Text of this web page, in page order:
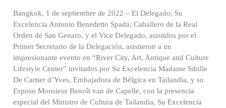
Bangkok, 1 de septiembre de 2022 – El Delegado, Su
Excelencia Antonio Benedetto Spada, Caballero de la Real
Orden de San Genaro, y el Vice Delegado, asistidos por el
Primer Secretario de la Delegación, asistieron a un
impresionante evento en “River City, Art, Antique and Culture
Lifestyle Center” invitados por Su Excelencia Madame Sibille
De Cartier d’Yves, Embajadora de Bélgica en Tailandia, y su
Esposo Monsieur Benoît van de Capelle, con la presencia
especial del Ministro de Cultura de Tailandia, Su Excelencia